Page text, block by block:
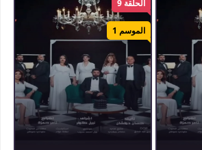
الحلقة 9
الموسم 1